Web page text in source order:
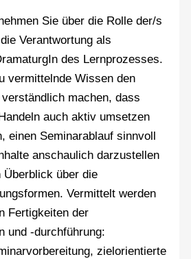
Sie über die Rolle der/s
Verantwortung als
des Lernprozesses.
vermittelnde Wissen den
machen, dass
auch aktiv umsetzen
einen Seminarablauf sinnvoll
anschaulich darzustellen
Überblick über die
Vermittelt werden
Fertigkeiten der
und -durchführung:
zielorientierte